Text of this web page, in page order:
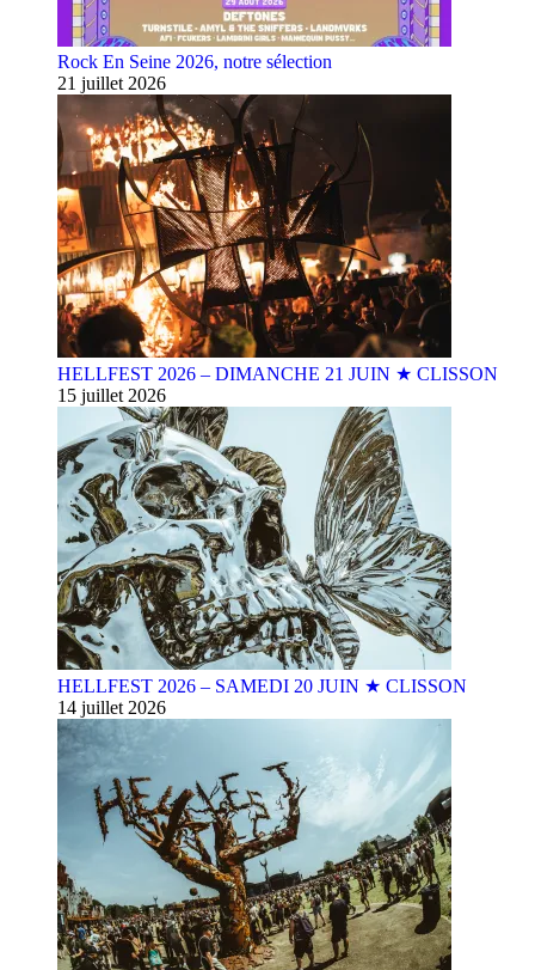
Rock En Seine 2026, notre sélection
21 juillet 2026
HELLFEST 2026 – DIMANCHE 21 JUIN ★ CLISSON
15 juillet 2026
HELLFEST 2026 – SAMEDI 20 JUIN ★ CLISSON
14 juillet 2026